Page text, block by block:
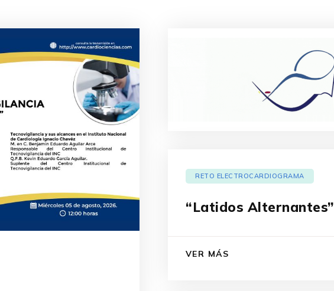
RETO ELECTROCARDIOGRAMA
“Latidos Alternantes”
VER MÁS